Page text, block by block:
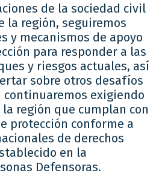
de la sociedad civil
la región, seguiremos
y mecanismos de apoyo
para responder a las
y riesgos actuales, así
sobre otros desafíos
continuaremos exigiendo
región que cumplan con
protección conforme a
de derechos
en la
Defensoras.